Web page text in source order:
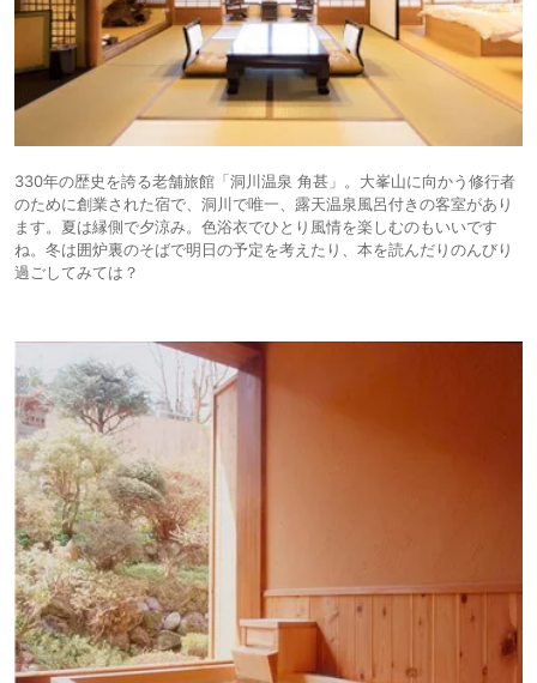
330年の歴史を誇る老舗旅館「洞川温泉 角甚」。大峯山に向かう修行者
のために創業された宿で、洞川で唯一、露天温泉風呂付きの客室があり
ます。夏は縁側で夕涼み。色浴衣でひとり風情を楽しむのもいいです
ね。冬は囲炉裏のそばで明日の予定を考えたり、本を読んだりのんびり
過ごしてみては？